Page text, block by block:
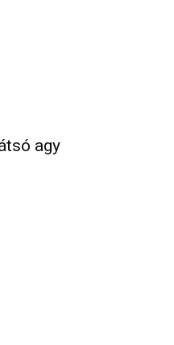
agy